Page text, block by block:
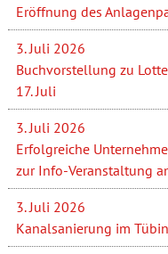
Eröffnung des
3. Juli 2026
Buchvorstellung zu
17. Juli
3. Juli 2026
Erfolgreiche
zur Info-Veranstaltung
3. Juli 2026
Kanalsanierung im